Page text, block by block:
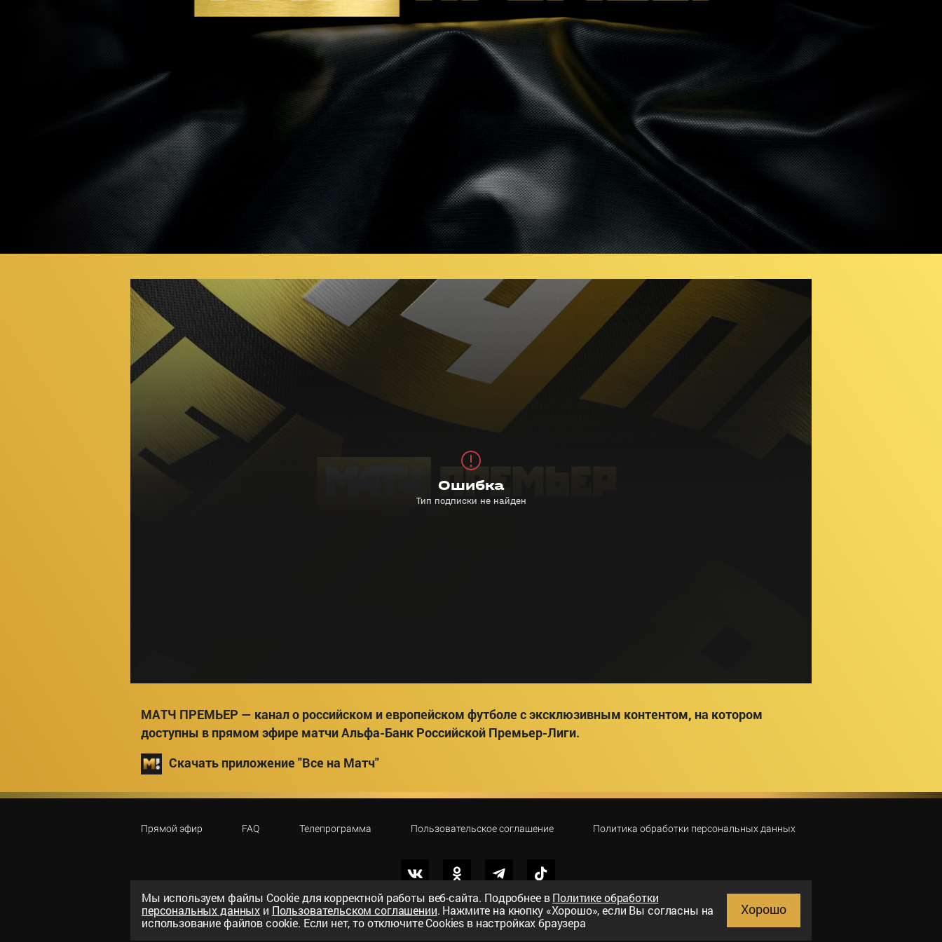
МАТЧ ПРЕМЬЕР — канал о российском и европейском футболе с эксклюзивным контентом, на котором
доступны в прямом эфире матчи Альфа-Банк Российской Премьер-Лиги.
Скачать приложение "Все на Матч"
Прямой эфир FAQ Телепрограмма Пользовательское соглашение Политика обработки персональных данных
©2026«ООО «Национальный спортивный телеканал» Поиск
Мы используем файлы Сookie для корректной работы веб-сайта. Подробнее вПолитике обработки
персональных данных и Пользовательском соглашении. Нажмите на кнопку «Хорошо», если Вы согласны на
использование файлов cookie. Если нет, то отключите Cookies в настройках браузера
Хорошо